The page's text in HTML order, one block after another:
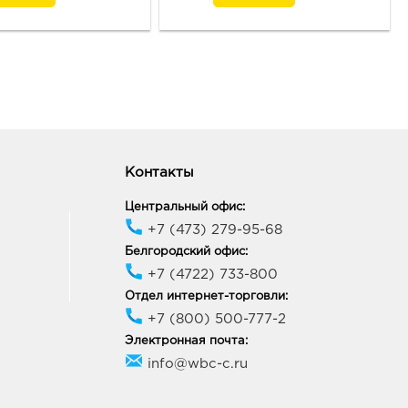
пр-кт Белгородский,
10:00 - 22:00
Галерея Чижова:
Воронежская обл, г
ул Кольцовская, д. 35
10:00 - 22:00
Контакты
Центральный офис:
+7 (473) 279-95-68
Белгородский офис:
+7 (4722) 733-800
Отдел интернет-торговли:
+7 (800) 500-777-2
Электронная почта:
info@wbc-c.ru